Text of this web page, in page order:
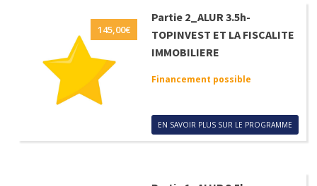
145,00€
Partie 2_ALUR 3.5h-
TOPINVEST ET LA FISCALITE
IMMOBILIERE
Financement possible
EN SAVOIR PLUS SUR LE PROGRAMME